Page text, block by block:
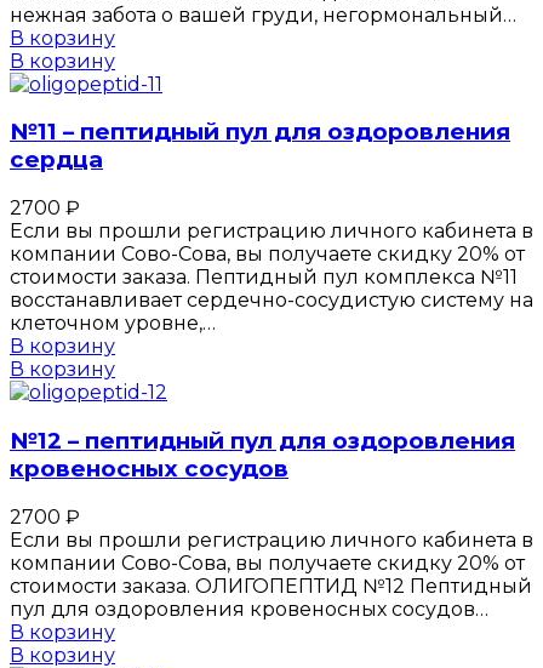
нежная забота о вашей груди, негормональный…
В корзину
В корзину
№11 – пептидный пул для оздоровления
сердца
2700 ₽
Если вы прошли регистрацию личного кабинета в
компании Сово-Сова, вы получаете скидку 20% от
стоимости заказа. Пептидный пул комплекса №11
восстанавливает сердечно-сосудистую систему на
клеточном уровне,…
В корзину
В корзину
№12 – пептидный пул для оздоровления
кровеносных сосудов
2700 ₽
Если вы прошли регистрацию личного кабинета в
компании Сово-Сова, вы получаете скидку 20% от
стоимости заказа. ОЛИГОПЕПТИД №12 Пептидный
пул для оздоровления кровеносных сосудов…
В корзину
В корзину